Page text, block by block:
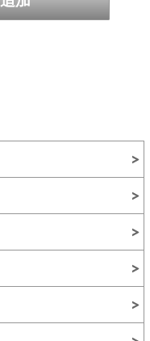
しております。
は売り違いにより欠品が発
ます。